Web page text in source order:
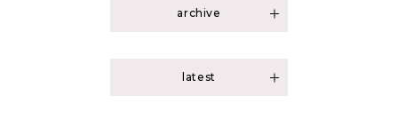
archive
2026年03月（1）latest